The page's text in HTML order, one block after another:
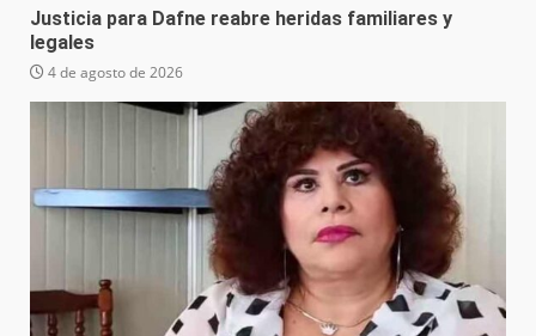
Justicia para Dafne reabre heridas familiares y
legales
4 de agosto de 2026